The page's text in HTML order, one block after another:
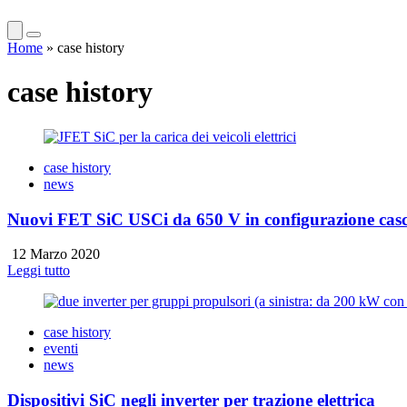
Home » case history
case history
case history
news
Nuovi FET SiC USCi da 650 V in configurazione
12 Marzo 2020
Leggi tutto
case history
eventi
news
Dispositivi SiC negli inverter per trazione elettrica